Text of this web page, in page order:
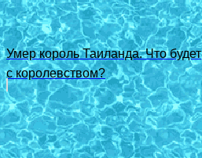
Умер король Таиланда. Что будет
с королевством?